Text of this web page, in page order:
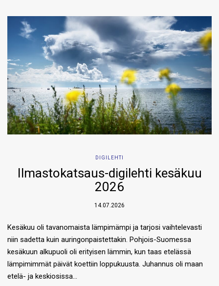
DIGILEHTI
Ilmastokatsaus-digilehti kesäkuu
2026
14.07.2026
Kesäkuu oli tavanomaista lämpimämpi ja tarjosi vaihtelevasti
niin sadetta kuin auringonpaistettakin. Pohjois-Suomessa
kesäkuun alkupuoli oli erityisen lämmin, kun taas etelässä
lämpimimmät päivät koettiin loppukuusta. Juhannus oli maan
etelä- ja keskiosissa…